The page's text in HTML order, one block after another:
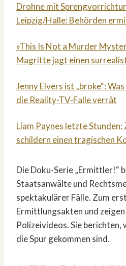
Drohne mit
Leipzig/Halle: Behörden
»This Is Not a Murder
Magritte jagt einen
Jenny Elvers ist „broke“:
die Reality-TV-Falle verrät
Liam Paynes letzte Stunden:
schildern einen tragischen
Die Doku-Serie „Ermittler!“
Staatsanwälte und
spektakulärer Fälle. Zum
Ermittlungsakten und
Polizeivideos. Sie berichten,
die Spur gekommen sind.